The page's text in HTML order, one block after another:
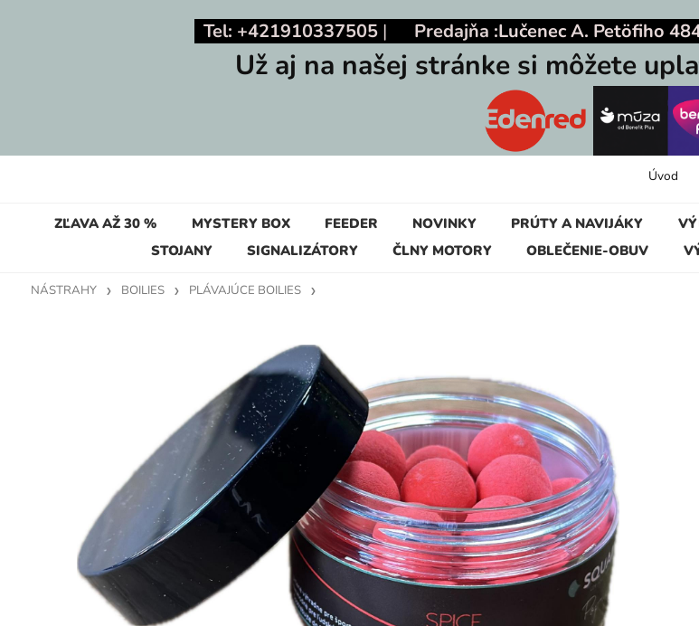
Tel: +421910337505 | Predajňa :Lučenec A. Petöfiho
Už aj na našej stránke si môžete
ZĽAVA AŽ 30 % MYSTERY BOX FEEDER NOVINKY PRÚTY A NAVIJÁKY
STOJANY
SIGNALIZÁTORY ČLNY MOTORY OBLEČENIE-OBUV
Úvod
NÁSTRAHY BOILIES PLÁVAJÚCE BOILIES